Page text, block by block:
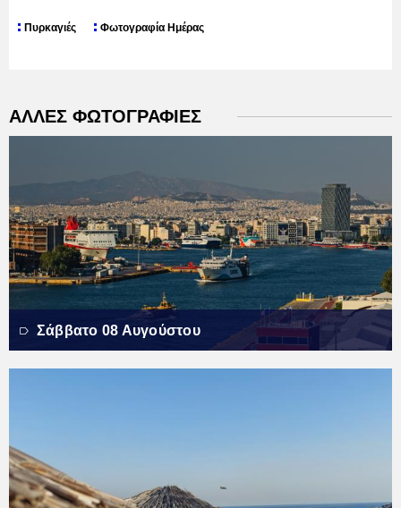
Πυρκαγιές Φωτογραφία Ημέρας
ΑΛΛΕΣ ΦΩΤΟΓΡΑΦΙΕΣ
Σάββατο 08 Αυγούστου